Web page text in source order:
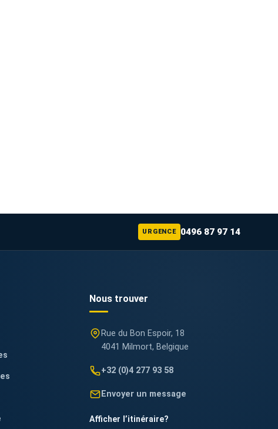
URGENCE 0496 87 97 14
Nous trouver
Rue du Bon Espoir, 18
4041 Milmort, Belgique
+32 (0)4 277 93 58
Envoyer un message
Afficher l’itinéraire?